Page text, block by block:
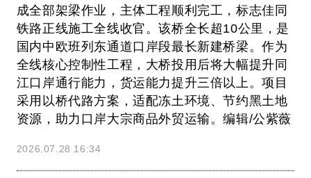
成全部架梁作业，主体工程顺利完工，标志佳同
铁路正线施工全线收官。该桥全长超10公里，是
国内中欧班列东通道口岸段最长新建桥梁。作为
全线核心控制性工程，大桥投用后将大幅提升同
江口岸通行能力，货运能力提升三倍以上。项目
采用以桥代路方案，适配冻土环境、节约黑土地
资源，助力口岸大宗商品外贸运输。编辑/公紫薇
2026.07.28 16:34